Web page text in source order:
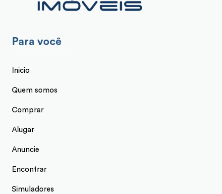
Para você
Inicio
Quem somos
Comprar
Alugar
Anuncie
Encontrar
Simuladores